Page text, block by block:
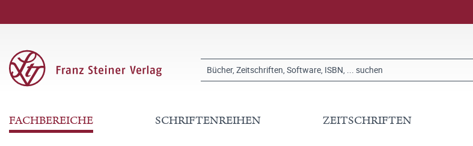
FACHBEREICHE SCHRIFTENREIHEN ZEITSCHRIFTEN